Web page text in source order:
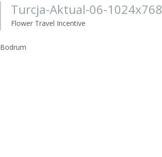
Turcja-Aktual-06-1024x768
Flower Travel Incentive
Bodrum